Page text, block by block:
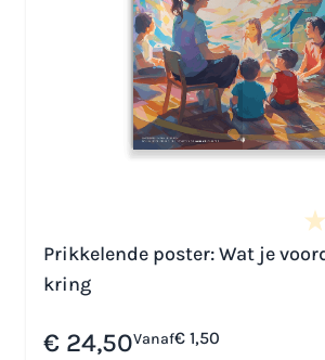
Prikkelende poster: Wat je
kring
€ 24,50Vanaf€ 1,50